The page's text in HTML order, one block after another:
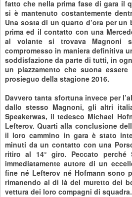
fatto che nella prima fase di gara il
si è mantenuto costantemente
Una sosta di un quarto d’ora per un
prima ed il contatto con una
al volante si trovava Magnoni
compromesso in maniera definitiva
soddisfazione da parte di tutti, in
un piazzamento che suona
prosieguo della stagione 2016.
Davvero tanta sfortuna invece per
dallo stesso Magnoni, gli altri
Speakerwas, il tedesco Michael
Lefterov. Quarti alla conclusione
il loro cammino in gara è stato
minuti da un contatto con una
ritiro al 14° giro. Peccato perché
immediatamente autore di un
fine né Lefterov né Hofmann sono
rimanendo al di là del muretto dei
vettura dei loro compagni di squadra.